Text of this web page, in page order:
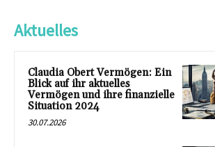
Aktuelles
Claudia Obert Vermögen: Ein
Blick auf ihr aktuelles
Vermögen und ihre finanzielle
Situation 2024
30.07.2026